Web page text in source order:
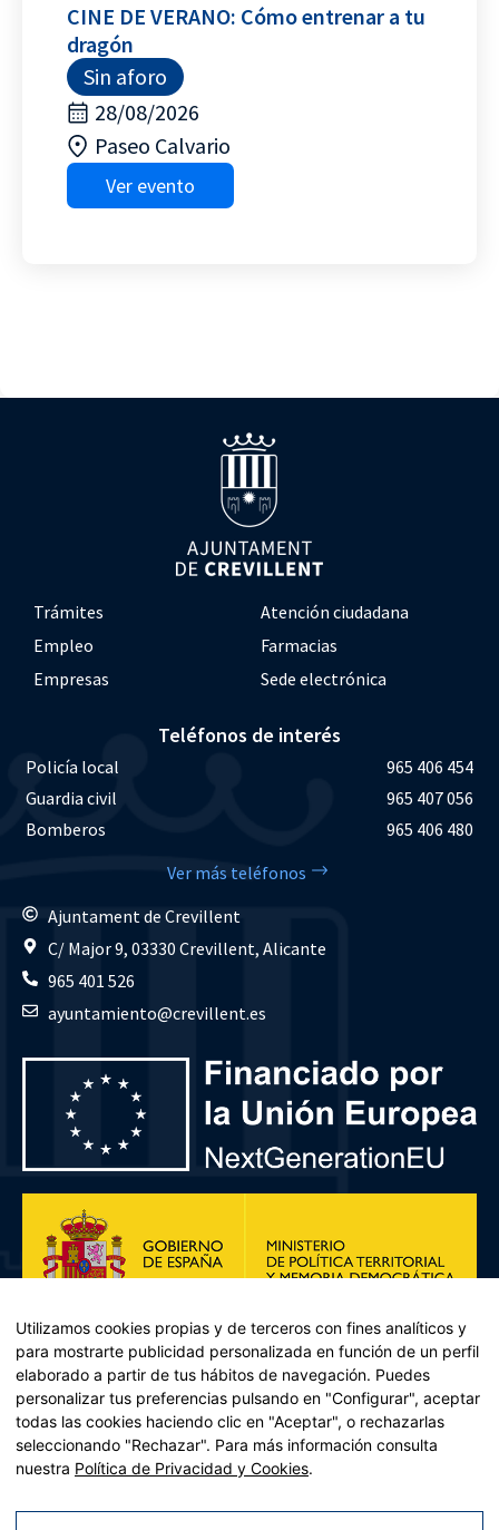
CINE DE VERANO: Cómo entrenar a tu
dragón
Sin aforo
28/08/2026
Paseo Calvario
Ver evento
Trámites
Atención ciudadana
Empleo
Farmacias
Empresas
Sede electrónica
Teléfonos de interés
Policía local
965 406 454
Guardia civil
965 407 056
Bomberos
965 406 480
Ver más teléfonos
Ajuntament de Crevillent
C/ Major 9, 03330 Crevillent, Alicante
965 401 526
ayuntamiento@crevillent.es
Plan de Recuperación, Transformación y Resiliencia – Financiado por
Recuperación y resiliencia, establecido por el Reglamento (UE)
Utilizamos cookies propias y de terceros con fines analíticos y
para mostrarte publicidad personalizada en función de un perfil
elaborado a partir de tus hábitos de navegación. Puedes
personalizar tus preferencias pulsando en "Configurar", aceptar
todas las cookies haciendo clic en "Aceptar", o rechazarlas
seleccionando "Rechazar". Para más información consulta
nuestra Política de Privacidad y Cookies.